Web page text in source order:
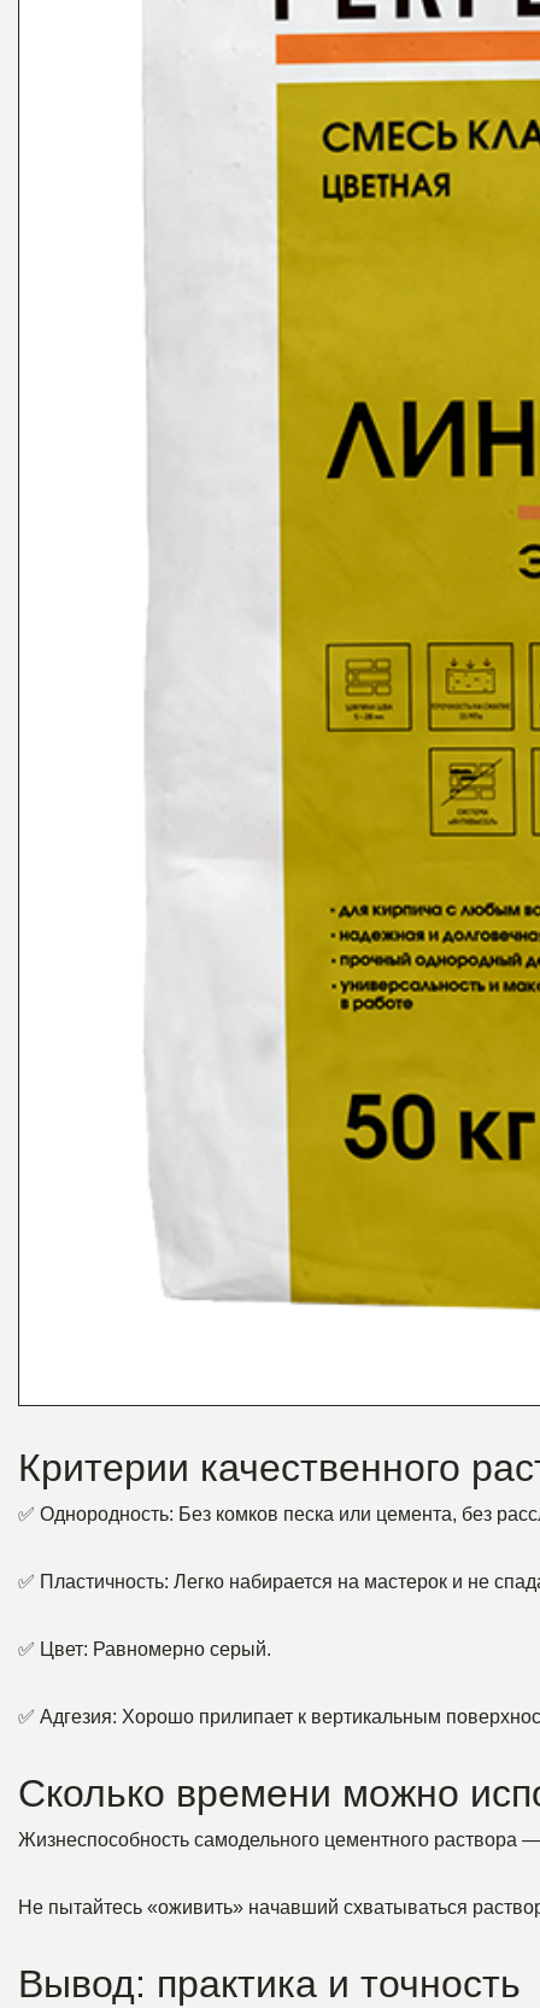
Критерии качественного
✅ Однородность: Без комков песка или цемента, без
✅ Пластичность: Легко набирается на мастерок и не
✅ Цвет: Равномерно серый.
✅ Адгезия: Хорошо прилипает к вертикальным
Сколько времени можно
Жизнеспособность самодельного цементного раствора
Не пытайтесь «оживить» начавший схватываться
Вывод: практика и точность